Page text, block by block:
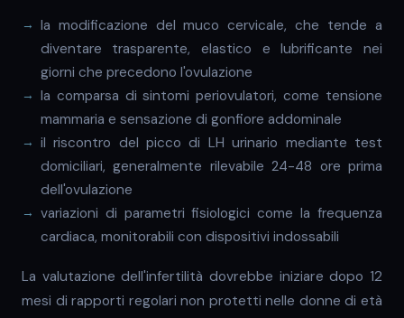
la modificazione del muco cervicale, che tende a
diventare trasparente, elastico e lubrificante nei
giorni che precedono l'ovulazione
la comparsa di sintomi periovulatori, come tensione
mammaria e sensazione di gonfiore addominale
il riscontro del picco di LH urinario mediante test
domiciliari, generalmente rilevabile 24-48 ore prima
dell'ovulazione
variazioni di parametri fisiologici come la frequenza
cardiaca, monitorabili con dispositivi indossabili
La valutazione dell'infertilità dovrebbe iniziare dopo 12
mesi di rapporti regolari non protetti nelle donne di età